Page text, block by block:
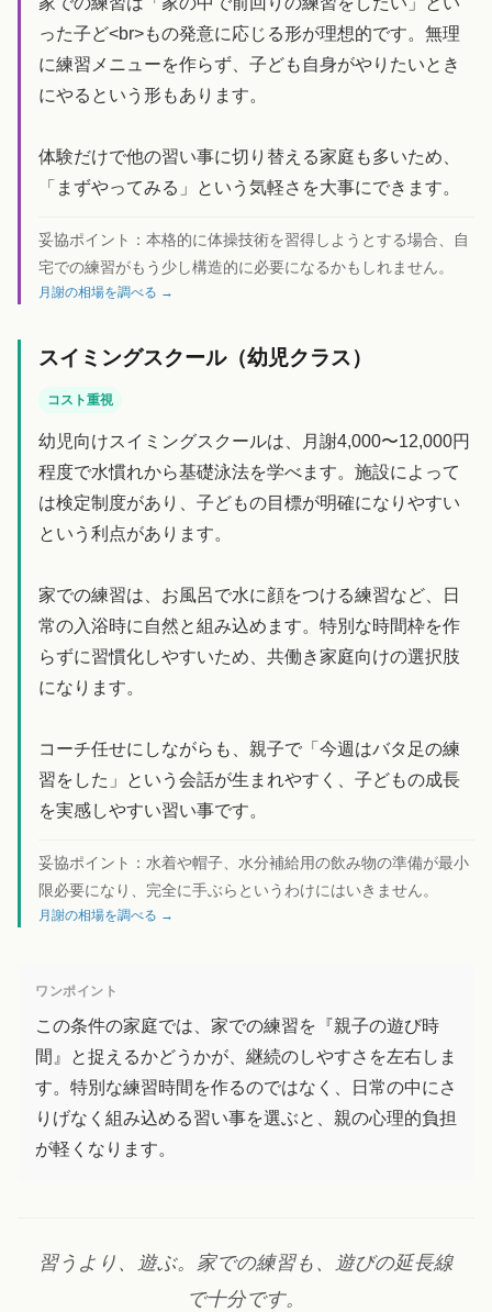
った子ど<br>もの発意に応じる形が理想的です。無理
に練習メニューを作らず、子ども自身がやりたいとき
にやるという形もあります。
体験だけで他の習い事に切り替える家庭も多いため、
「まずやってみる」という気軽さを大事にできます。
妥協ポイント： 本格的に体操技術を習得しようとする場合、自
宅での練習がもう少し構造的に必要になるかもしれません。
月謝の相場を調べる →
スイミングスクール（幼児クラス）
コスト重視
幼児向けスイミングスクールは、月謝4,000〜12,000円
程度で水慣れから基礎泳法を学べます。施設によって
は検定制度があり、子どもの目標が明確になりやすい
という利点があります。
家での練習は、お風呂で水に顔をつける練習など、日
常の入浴時に自然と組み込めます。特別な時間枠を作
らずに習慣化しやすいため、共働き家庭向けの選択肢
になります。
コーチ任せにしながらも、親子で「今週はバタ足の練
習をした」という会話が生まれやすく、子どもの成長
を実感しやすい習い事です。
妥協ポイント： 水着や帽子、水分補給用の飲み物の準備が最小
限必要になり、完全に手ぶらというわけにはいきません。
月謝の相場を調べる →
ワンポイント
この条件の家庭では、家での練習を『親子の遊び時
間』と捉えるかどうかが、継続のしやすさを左右しま
す。特別な練習時間を作るのではなく、日常の中にさ
りげなく組み込める習い事を選ぶと、親の心理的負担
が軽くなります。
習うより、遊ぶ。家での練習も、遊びの延長線
で十分です。